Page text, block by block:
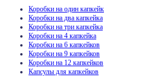
Коробки на один капкейк
Коробки на два капкейка
Коробки на три капкейка
Коробки на 4 капкейка
Коробки на 6 капкейков
Коробки на 9 капкейков
Коробки на 12 капкейков
Капсулы для капкейков